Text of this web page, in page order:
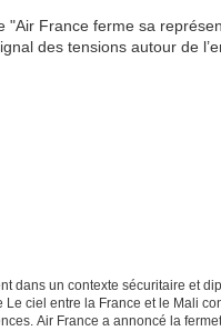
dans un contexte sécuritaire et
ciel entre la France et le Mali
Air France a annoncé la